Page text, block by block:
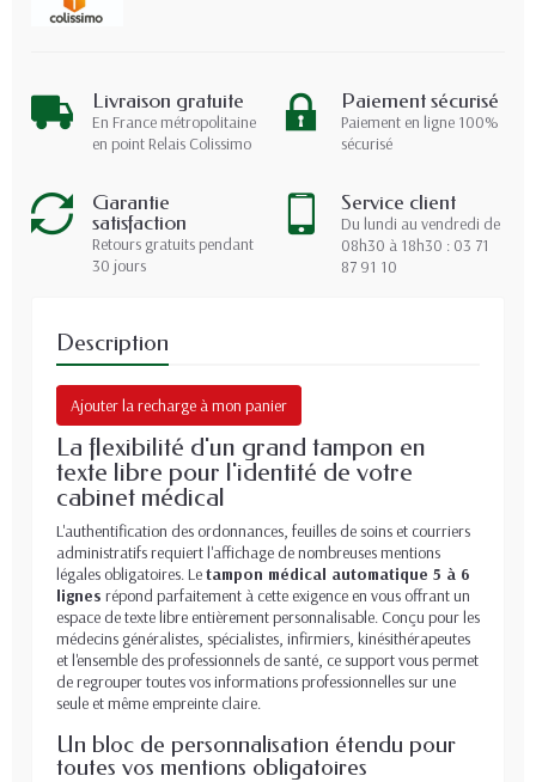
Livraison gratuite
En France métropolitaine
en point Relais Colissimo
Paiement sécurisé
Paiement en ligne 100%
sécurisé
Garantie
satisfaction
Retours gratuits pendant
30 jours
Service client
Du lundi au vendredi de
08h30 à 18h30 : 03 71
87 91 10
Description
Ajouter la recharge à mon panier
La flexibilité d'un grand tampon en
texte libre pour l'identité de votre
cabinet médical
L'authentification des ordonnances, feuilles de soins et courriers
administratifs requiert l'affichage de nombreuses mentions
légales obligatoires. Letampon médical automatique 5 à 6
lignes répond parfaitement à cette exigence en vous offrant un
espace de texte libre entièrement personnalisable. Conçu pour les
médecins généralistes, spécialistes, infirmiers, kinésithérapeutes
et l'ensemble des professionnels de santé, ce support vous permet
de regrouper toutes vos informations professionnelles sur une
seule et même empreinte claire.
Un bloc de personnalisation étendu pour
toutes vos mentions obligatoires